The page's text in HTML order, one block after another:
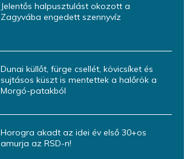
Jelentős halpusztulást okozott a
Zagyvába engedett szennyvíz
Dunai küllőt, fürge csellét, kövicsíket és
sujtásos küszt is mentettek a halőrök a
Morgó-patakból
Horogra akadt az idei év első 30+os
amurja az RSD-n!